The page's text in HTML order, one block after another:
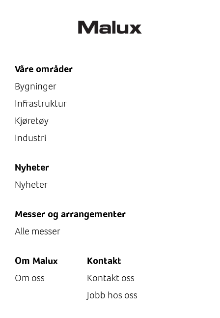
Våre områder
Bygninger
Infrastruktur
Kjøretøy
Industri
Nyheter
Nyheter
Messer og arrangementer
Alle messer
Om Malux
Om oss
Kontakt
Kontakt oss
Jobb hos oss